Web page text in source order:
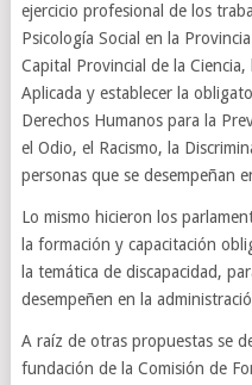
ejercicio profesional de los
Psicología Social en la
Capital Provincial de la
Aplicada y establecer la
Derechos Humanos para la
el Odio, el Racismo, la
personas que se desempeñan
Lo mismo hicieron los
la formación y capacitación
la temática de discapacidad,
desempeñen en la
A raíz de otras propuestas se
fundación de la Comisión de